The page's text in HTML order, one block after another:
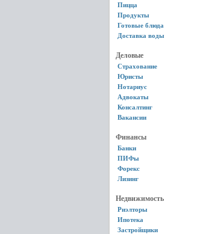
Пицца
Продукты
Готовые блюда
Доставка воды
Деловые
Страхование
Юристы
Нотариус
Адвокаты
Консалтинг
Вакансии
Финансы
Банки
ПИФы
Форекс
Лизинг
Недвижимость
Риэлторы
Ипотека
Застройщики